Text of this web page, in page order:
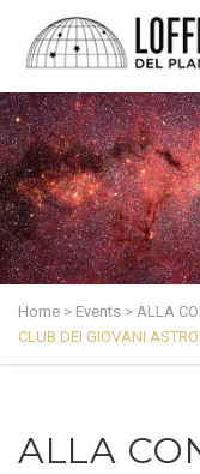
Home > Events > ALLA
CLUB DEI GIOVANI
ALLA